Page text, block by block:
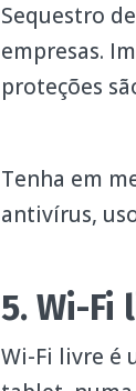
Sequestro
empresas.
proteções
Tenha em
antivírus,
5. Wi-Fi
Wi-Fi livre é